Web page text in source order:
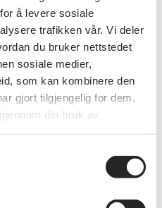
å levere sosiale
trafikken vår. Vi deler
du bruker nettstedet
sosiale medier,
som kan kombinere den
gjort tilgjengelig for dem,
din bruk av
for å bo trygt hjemme. Vi
nye medlemmer
og deltakere som